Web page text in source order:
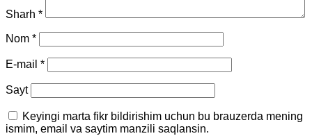
Sharh *
Nom *
E-mail *
Sayt
Keyingi marta fikr bildirishim uchun bu brauzerda mening
ismim, email va saytim manzili saqlansin.